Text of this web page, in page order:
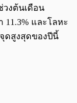
วงต้นเดือน
และโลหะ
ดสูงสุดของปีนี้